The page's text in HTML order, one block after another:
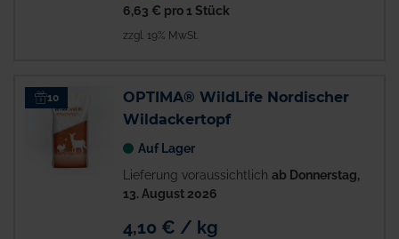
6,63 € pro 1 Stück
zzgl. 19% MwSt.
10
OPTIMA® WildLife Nordischer
Wildackertopf
Auf Lager
Lieferung voraussichtlich ab Donnerstag,
13. August 2026
4,10 € / kg